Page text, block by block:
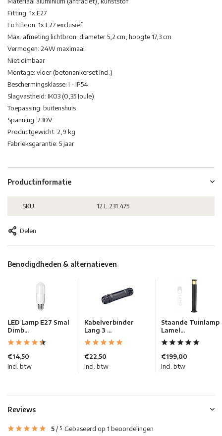
Fitting: 1x E27
Lichtbron: 1x E27 exclusief
Max. afmeting lichtbron: diameter 5,2 cm, hoogte 17,3 cm
Vermogen: 24W maximaal
Niet dimbaar
Montage: vloer (betonankerset incl.)
Beschermingsklasse: I - IP54
Slagvastheid: IK03 (0,35 Joule)
Toepassing: buitenshuis
Spanning: 230V
Productgewicht: 2,9 kg
Fabrieksgarantie: 5 jaar
Productinformatie
SKU 12.L.231.475
Delen
Benodigdheden & alternatieven
LED Lamp E27 Smal
Dimb...
€14,50
Incl. btw
Kabelverbinder
Lang 3 ...
€22,50
Incl. btw
Staande Tuinlamp
Lamel...
€199,00
Incl. btw
Reviews
5/ 5 Gebaseerd op 1 beoordelingen